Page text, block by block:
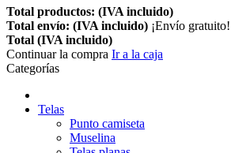
Total productos: (IVA incluido)
Total envío: (IVA incluido) ¡Envío gratuito!
Total (IVA incluido)
Continuar la compra Ir a la caja
Categorías
Telas
Punto camiseta
Muselina